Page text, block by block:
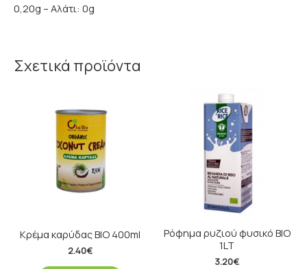
0,20g – Αλάτι: 0g
Σχετικά προϊόντα
Κρέμα καρύδας ΒΙΟ 400ml
2.40€
Ρόφημα ρυζιού φυσικό ΒΙΟ
1LT
3.20€